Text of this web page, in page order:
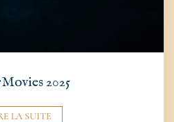
2025
LA SUITE